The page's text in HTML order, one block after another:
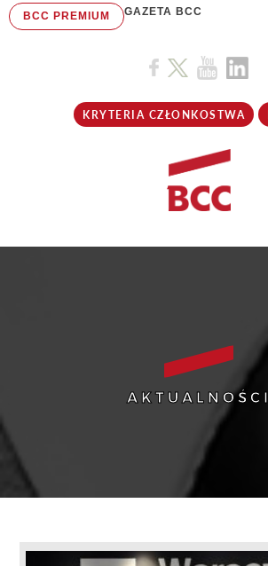
BCC PREMIUM GAZETA BCC
KRYTERIA CZŁONKOSTWA
AKTUALNOŚCI